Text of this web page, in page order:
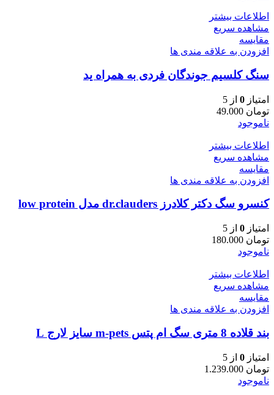
اطلاعات بیشتر
مشاهده سریع
مقایسه
افزودن به علاقه مندی ها
سنگ کلسیم جوندگان فردی به همراه ید
امتیاز 0 از 5
تومان
ناموجود
اطلاعات بیشتر
مشاهده سریع
مقایسه
افزودن به علاقه مندی ها
کنسرو سگ دکتر کلادرز dr.clauders مدل low protein
امتیاز 0 از 5
تومان
ناموجود
اطلاعات بیشتر
مشاهده سریع
مقایسه
افزودن به علاقه مندی ها
بند قلاده 8 متری سگ ام پتس m-pets سایز لارج L
امتیاز 0 از 5
تومان
ناموجود